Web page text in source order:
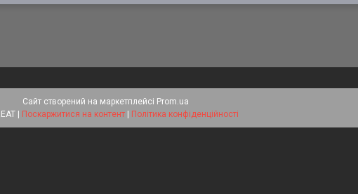
Сайт створений на маркетплейсі Prom.ua
Поскаржитися на контент Політика конфіденційності